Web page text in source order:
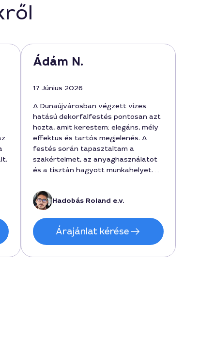
Ádám N.
17 Június 2026
A Dunaújvárosban végzett vizes
hatású dekorfalfestés pontosan azt
hozta, amit kerestem: elegáns, mély
effektus és tartós megjelenés. A
festés során tapasztaltam a
szakértelmet, az anyaghasználatot
és a tisztán hagyott munkahelyet. A
zökkenőmentes volt, és a
határidőket is betartották. A díj
120000 forint körül mozgott, a
végeredmény pedig felülmúlta az
elvárásaimat a költség-haszon arány
tekintetében. Ajánlani fogom a
szolgáltatást barátaimnak és
Hadobás Roland e.v.
Árajánlat kérése